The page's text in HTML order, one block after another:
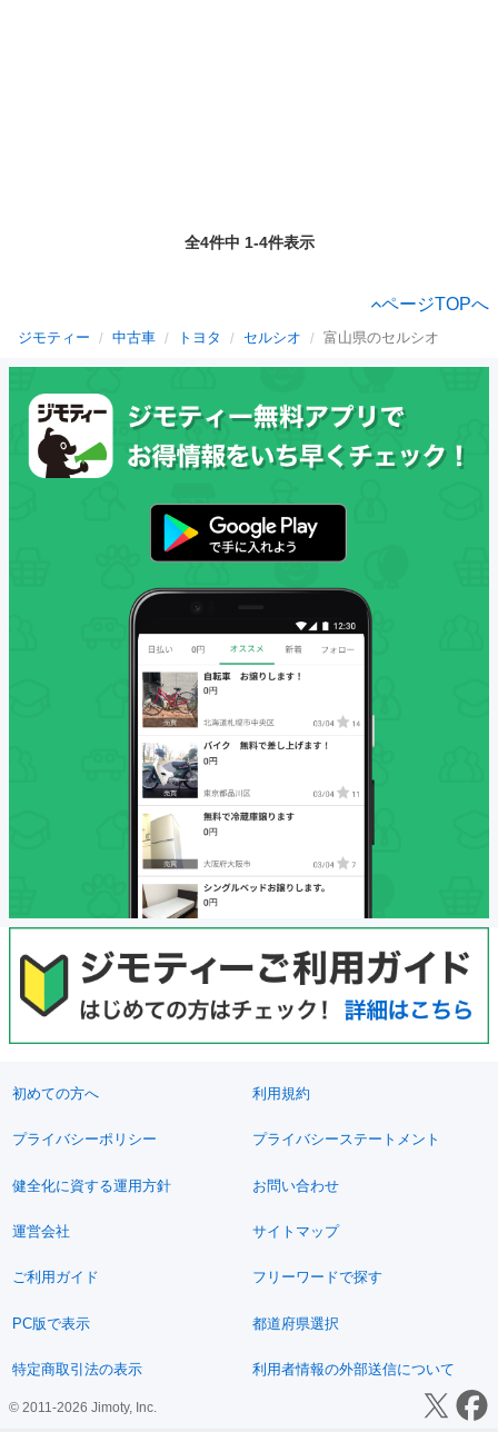
全4件中 1-4件表示
ページTOPへ
ジモティー 中古車 トヨタ セルシオ 富山県のセルシオ
初めての方へ 利用規約
プライバシーポリシー プライバシーステートメント
健全化に資する運用方針 お問い合わせ
運営会社 サイトマップ
ご利用ガイド フリーワードで探す
PC版で表示 都道府県選択
特定商取引法の表示 利用者情報の外部送信について
© 2011-2026 Jimoty, Inc.